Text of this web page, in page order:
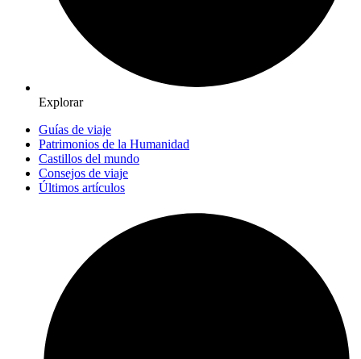
Explorar
Guías de viaje
Patrimonios de la Humanidad
Castillos del mundo
Consejos de viaje
Últimos artículos